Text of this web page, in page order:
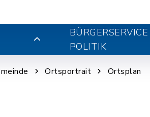
POLITIK
Ortsportrait Ortsplan